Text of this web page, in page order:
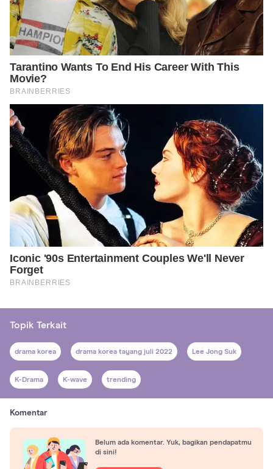
Topik Terkait
drama korea drama korea tayang juli 2022 Lee Jong Suk
K-Drama K-wave trending
Komentar
Belum ada komentar. Yuk, bagikan pendapatmu
di sini!